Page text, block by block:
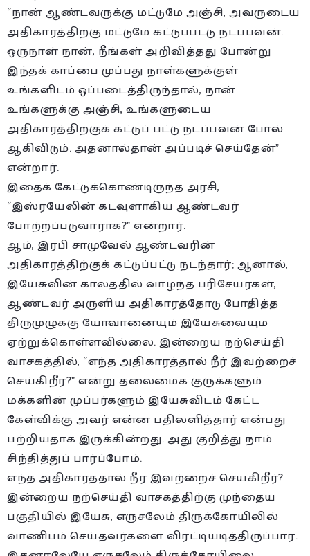
“நான் ஆண்டவருக்கு மட்டுமே அஞ்சி, அவருடைய
அதிகாரத்திற்கு மட்டுமே கட்டுப்பட்டு நடப்பவன்.
ஒருநாள் நான், நீங்கள் அறிவித்தது போன்று
இந்தக் காப்பை முப்பது நாள்களுக்குள்
உங்களிடம் ஒப்படைத்திருந்தால், நான்
உங்களுக்கு அஞ்சி, உங்களுடைய
அதிகாரத்திற்குக் கட்டுப் பட்டு நடப்பவன் போல்
ஆகிவிடும். அதனால்தான் அப்படிச் செய்தேன்”
என்றார்.
இதைக் கேட்டுக்கொண்டிருந்த அரசி,
“இஸ்ரயேலின் கடவுளாகிய ஆண்டவர்
போற்றப்படுவாராக?” என்றார்.
ஆம், இரபி சாமுவேல் ஆண்டவரின்
அதிகாரத்திற்குக் கட்டுப்பட்டு நடந்தார்; ஆனால்,
இயேசுவின் காலத்தில் வாழ்ந்த பரிசேயர்கள்,
ஆண்டவர் அருளிய அதிகாரத்தோடு போதித்த
திருமுழுக்கு யோவானையும் இயேசுவையும்
ஏற்றுக்கொள்ளவில்லை. இன்றைய நற்செய்தி
வாசகத்தில், “எந்த அதிகாரத்தால் நீர் இவற்றைச்
செய்கிறீர்?” என்று தலைமைக் குருக்களும்
மக்களின் முப்பர்களும் இயேசுவிடம் கேட்ட
கேள்விக்கு அவர் என்ன பதிலளித்தார் என்பது
பற்றியதாக இருக்கின்றது. அது குறித்து நாம்
சிந்தித்துப் பார்ப்போம்.
எந்த அதிகாரத்தால் நீர் இவற்றைச் செய்கிறீர்?
இன்றைய நற்செய்தி வாசகத்திற்கு முந்தைய
பகுதியில் இயேசு, எருசலேம் திருக்கோயிலில்
வாணிபம் செய்தவர்களை விரட்டியடித்திருப்பார்.